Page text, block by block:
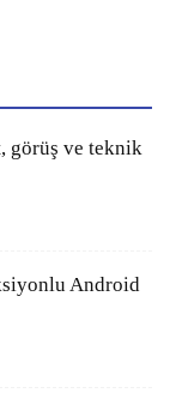
görüş ve teknik
Android